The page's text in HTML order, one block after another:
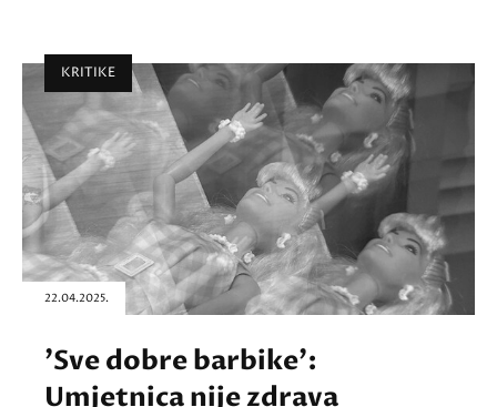
KRITIKE
22.04.2025.
'Sve dobre barbike':
Umjetnica nije zdrava